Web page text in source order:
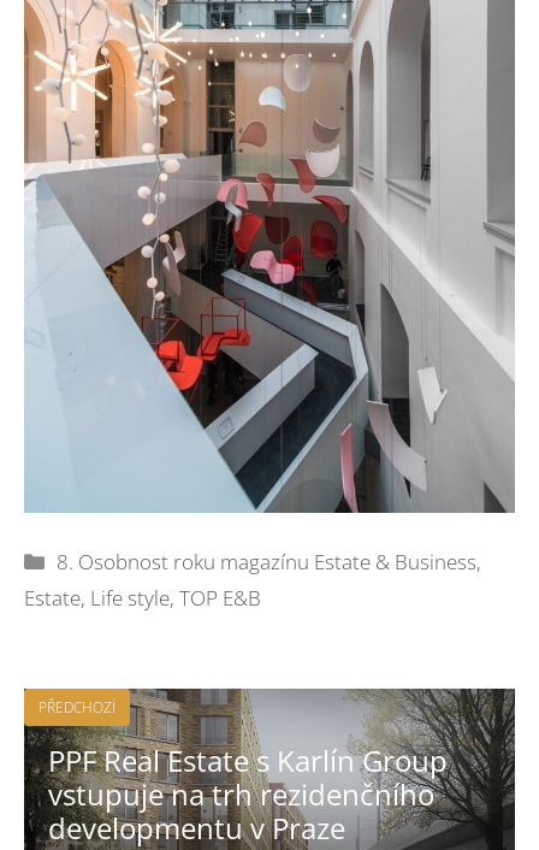
Rubriky
8. Osobnost roku magazínu Estate & Business,
Estate, Life style, TOP E&B
PŘEDCHOZÍ
PPF Real Estate s Karlín Group
vstupuje na trh rezidenčního
developmentu v Praze